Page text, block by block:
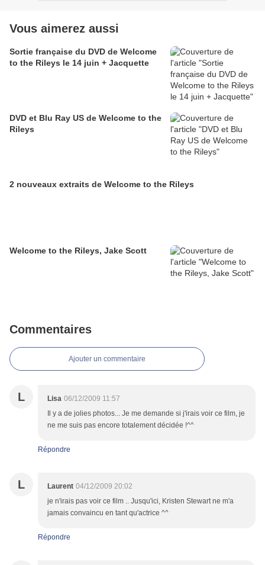
Vous aimerez aussi
Sortie française du DVD de Welcome
to the Rileys le 14 juin + Jacquette
DVD et Blu Ray US de Welcome to the
Rileys
2 nouveaux extraits de Welcome to the Rileys
Welcome to the Rileys, Jake Scott
Commentaires
Ajouter un commentaire
L Lisa 06/12/2009 11:57
Il y a de jolies photos... Je me demande si j'irais voir ce film, je
ne me suis pas encore totalement décidée !^^
Répondre
L Laurent 04/12/2009 20:02
je n'irais pas voir ce film .. Jusqu'ici, Kristen Stewart ne m'a
jamais convaincu en tant qu'actrice ^^
Répondre